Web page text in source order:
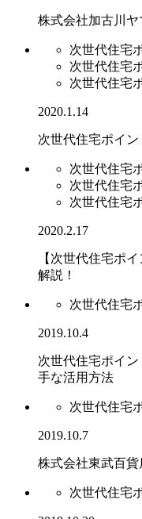
株式会社加古川
次世代住宅
次世代住宅
次世代住宅
2020.1.14
次世代住宅ポイン
次世代住宅
次世代住宅
次世代住宅
2020.2.17
【次世代住宅ポ
解説！
次世代住宅
2019.10.4
次世代住宅ポイ
手な活用方法
次世代住宅
2019.10.7
株式会社東武百
次世代住宅